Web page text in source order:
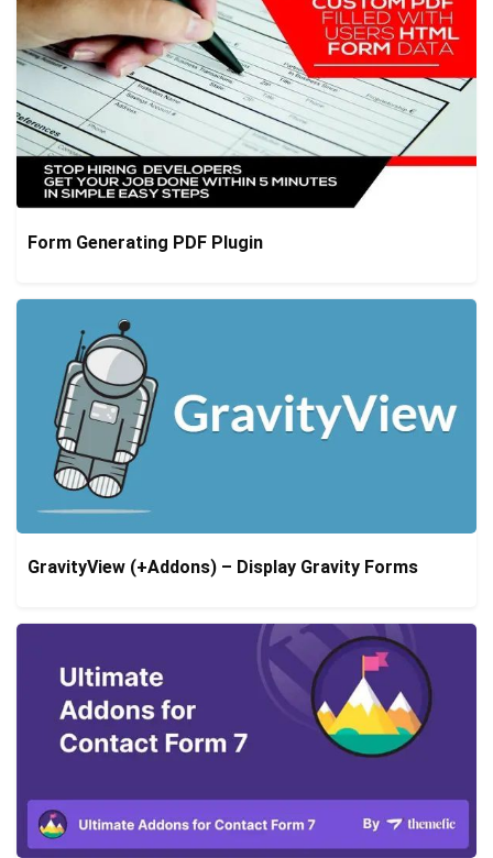
Form Generating PDF Plugin
GravityView (+Addons) – Display Gravity Forms